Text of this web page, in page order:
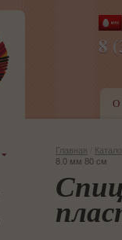
8
О
Главная
8.0 мм 80 см